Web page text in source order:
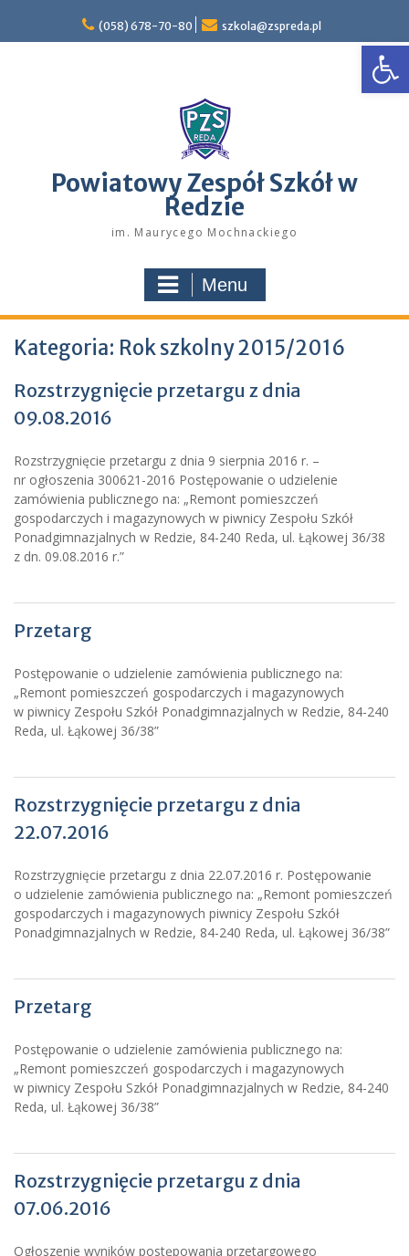
content
(058) 678-70-80 szkola@zspreda.pl
Powiatowy Zespół Szkół w
Redzie
im. Maurycego Mochnackiego
Menu
Kategoria: Rok szkolny 2015/2016
Rozstrzygnięcie przetargu z dnia
09.08.2016
Rozstrzygnięcie przetargu z dnia 9 sierpnia 2016 r. –
nr ogłoszenia 300621-2016 Postępowanie o udzielenie
zamówienia publicznego na: „Remont pomieszczeń
gospodarczych i magazynowych w piwnicy Zespołu Szkół
Ponadgimnazjalnych w Redzie, 84-240 Reda, ul. Łąkowej 36/38
z dn. 09.08.2016 r.”
Przetarg
Postępowanie o udzielenie zamówienia publicznego na:
„Remont pomieszczeń gospodarczych i magazynowych
w piwnicy Zespołu Szkół Ponadgimnazjalnych w Redzie, 84-240
Reda, ul. Łąkowej 36/38”
Rozstrzygnięcie przetargu z dnia
22.07.2016
Rozstrzygnięcie przetargu z dnia 22.07.2016 r. Postępowanie
o udzielenie zamówienia publicznego na: „Remont pomieszczeń
gospodarczych i magazynowych piwnicy Zespołu Szkół
Ponadgimnazjalnych w Redzie, 84-240 Reda, ul. Łąkowej 36/38”
Przetarg
Postępowanie o udzielenie zamówienia publicznego na:
„Remont pomieszczeń gospodarczych i magazynowych
w piwnicy Zespołu Szkół Ponadgimnazjalnych w Redzie, 84-240
Reda, ul. Łąkowej 36/38”
Rozstrzygnięcie przetargu z dnia
07.06.2016
Ogłoszenie wyników postępowania przetargowego